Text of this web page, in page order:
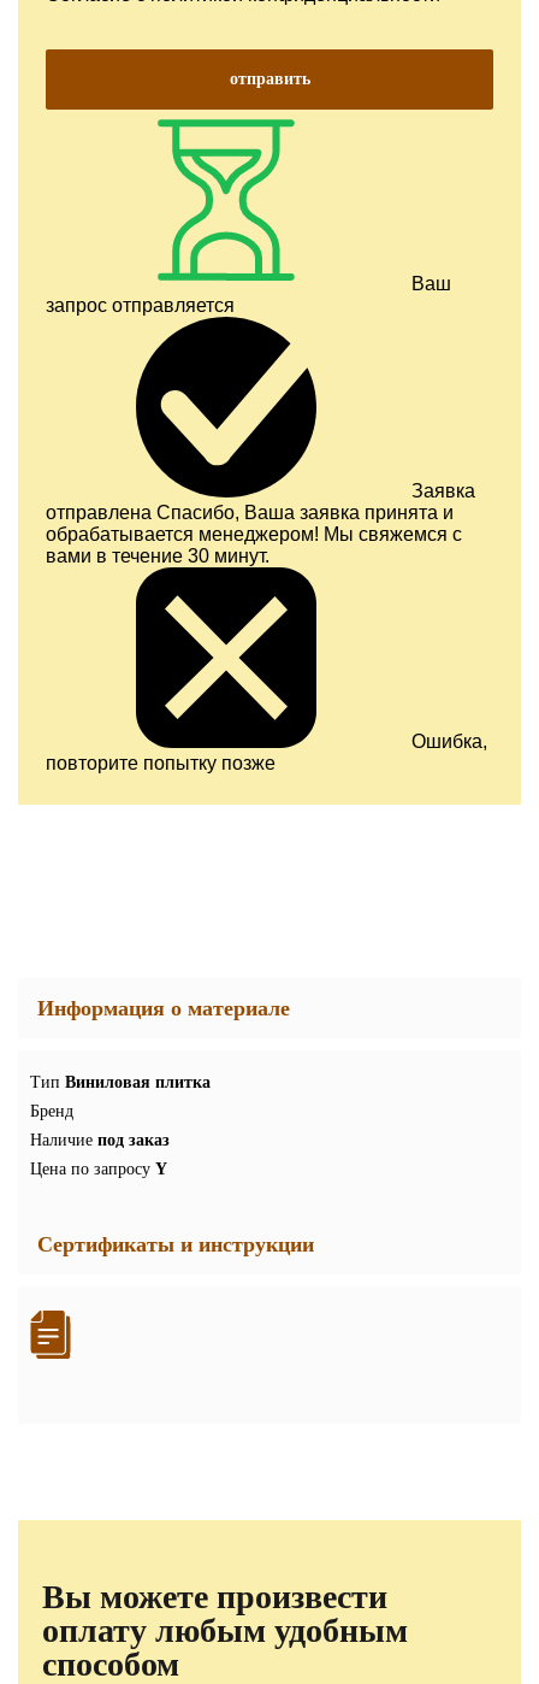
отправить
Ваш
запрос отправляется
Заявка
отправлена Спасибо, Ваша заявка принята и
обрабатывается менеджером! Мы свяжемся с
вами в течение 30 минут.
Ошибка,
повторите попытку позже
Информация о материале
Тип Виниловая плитка
Бренд
Наличие под заказ
Цена по запросу Y
Сертификаты и инструкции
Вы можете произвести
оплату любым удобным
способом